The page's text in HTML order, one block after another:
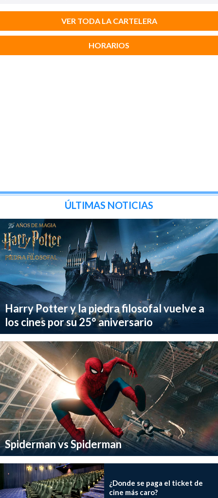
VER TODA LA CARTELERA
HORARIOS
ÚLTIMAS NOTICIAS
Harry Potter y la piedra filosofal vuelve a
los cines por su 25° aniversario
Spiderman vs Spiderman
¿Donde se paga el ticket de
cine más caro?